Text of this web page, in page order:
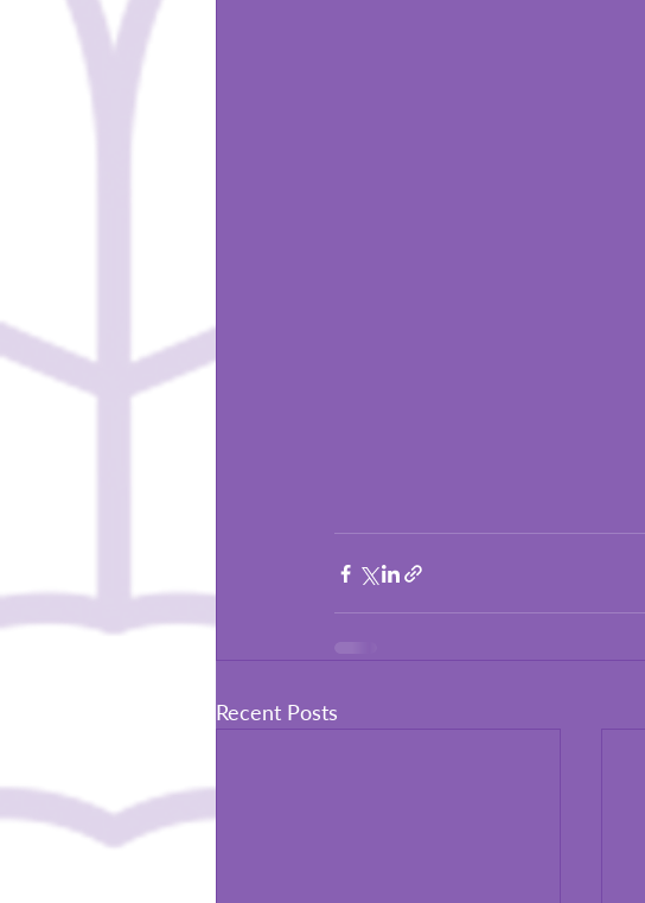
Recent Posts